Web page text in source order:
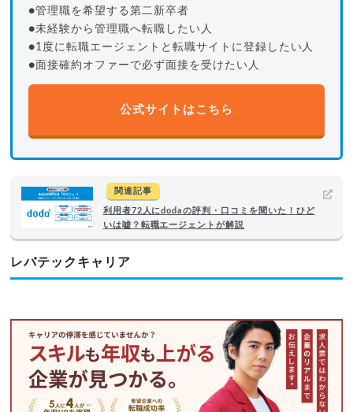
●管理職を希望する第二新卒者
●未経験から管理職へ転職したい人
●1度に転職エージェントと転職サイトに登録したい人
●面接確約オファーで必ず面接を受けたい人
公式サイトはこちら
関連記事
利用者72人にdodaの評判・口コミを聞いた！ひど
いは嘘？転職エージェントが解説
レバテックキャリア